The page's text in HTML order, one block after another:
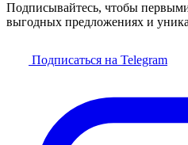
Подписывайтесь, чтобы
выгодных предложениях и
Подписаться на Telegram